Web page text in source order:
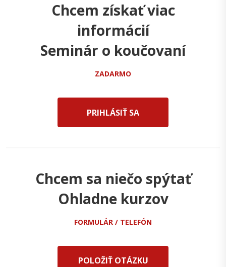
Chcem získať viac
informácií
Seminár o koučovaní
ZADARMO
PRIHLÁSIŤ SA
Chcem sa niečo spýtať
Ohladne kurzov
FORMULÁR / TELEFÓN
POLOŽIŤ OTÁZKU